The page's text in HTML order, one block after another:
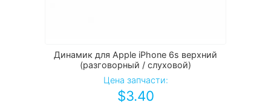
Динамик для Apple iPhone 6s верхний
(разговорный / слуховой)
Цена запчасти:
$3.40